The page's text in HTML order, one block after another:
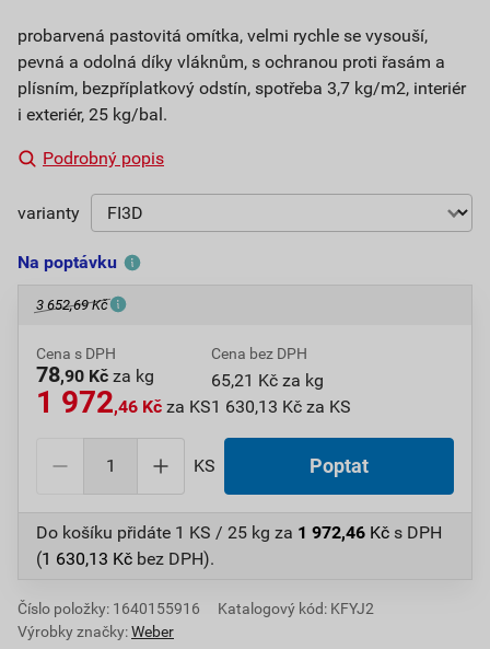
probarvená pastovitá omítka, velmi rychle se vysouší,
pevná a odolná díky vláknům, s ochranou proti řasám a
plísním, bezpříplatkový odstín, spotřeba 3,7 kg/m2, interiér
i exteriér, 25 kg/bal.
Podrobný popis
varianty
Na poptávku
3 652,69 Kč
Cena s DPH
78,90 Kč za kg
1 972,46 Kč za KS
Cena bez DPH
65,21 Kč za kg
1 630,13 Kč za KS
KS Poptat
Do košíku přidáte 1 KS / 25 kg za 1 972,46 Kč s DPH
(1 630,13 Kč bez DPH).
Číslo položky: 1640155916
Katalogový kód: KFYJ2
Výrobky značky:Weber